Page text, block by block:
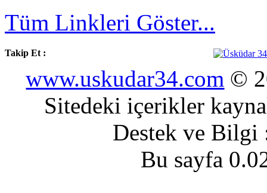
Tüm Linkleri Göster...
Takip Et :
www.uskudar34.com ©
Sitedeki içerikler
Destek ve
Bu sayfa